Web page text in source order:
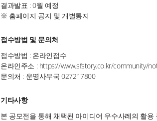
결과발표 : 0월 예정
※ 홈페이지 공지 및 개별통지
접수방법 및 문의처
접수방법 : 온라인접수
온라인주소 : https://www.sfstory.co.kr/community/
문의처 : 운영사무국 027217800
기타사항
본 공모전을 통해 채택된 아이디어 우수사례의 활용